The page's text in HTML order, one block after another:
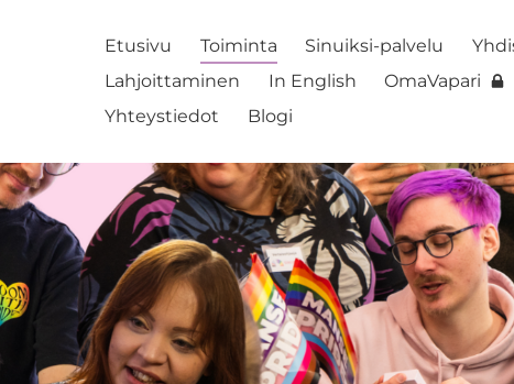
Etusivu Toiminta Sinuiksi-palvelu
Lahjoittaminen
In English
OmaVapari
Yhteystiedot
Blogi